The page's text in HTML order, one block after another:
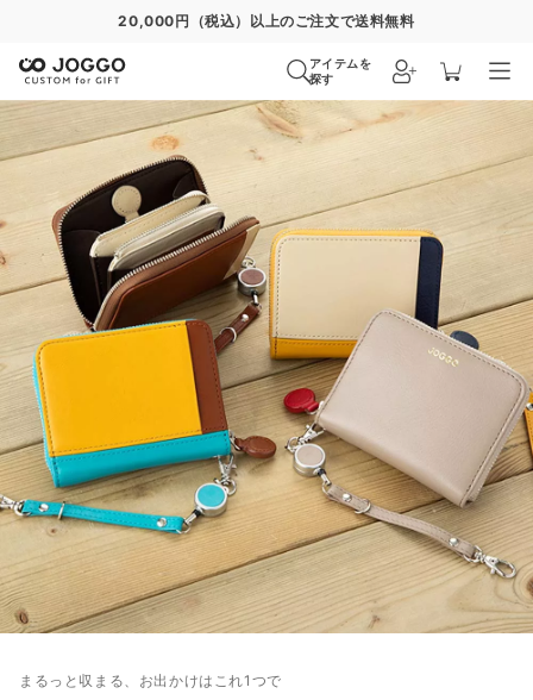
20,000円（税込）以上のご注文で送料無料
アイテムを
探す
まるっと収まる、お出かけはこれ1つで